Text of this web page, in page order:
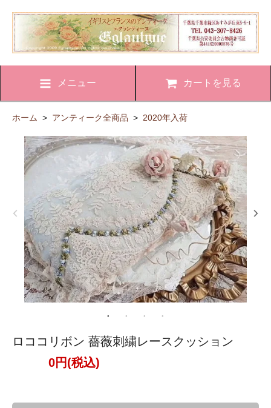
メニュー カートを見る
ホーム > アンティーク全商品 > 2020年入荷
ロココリボン 薔薇刺繍レースクッション
0円(税込)